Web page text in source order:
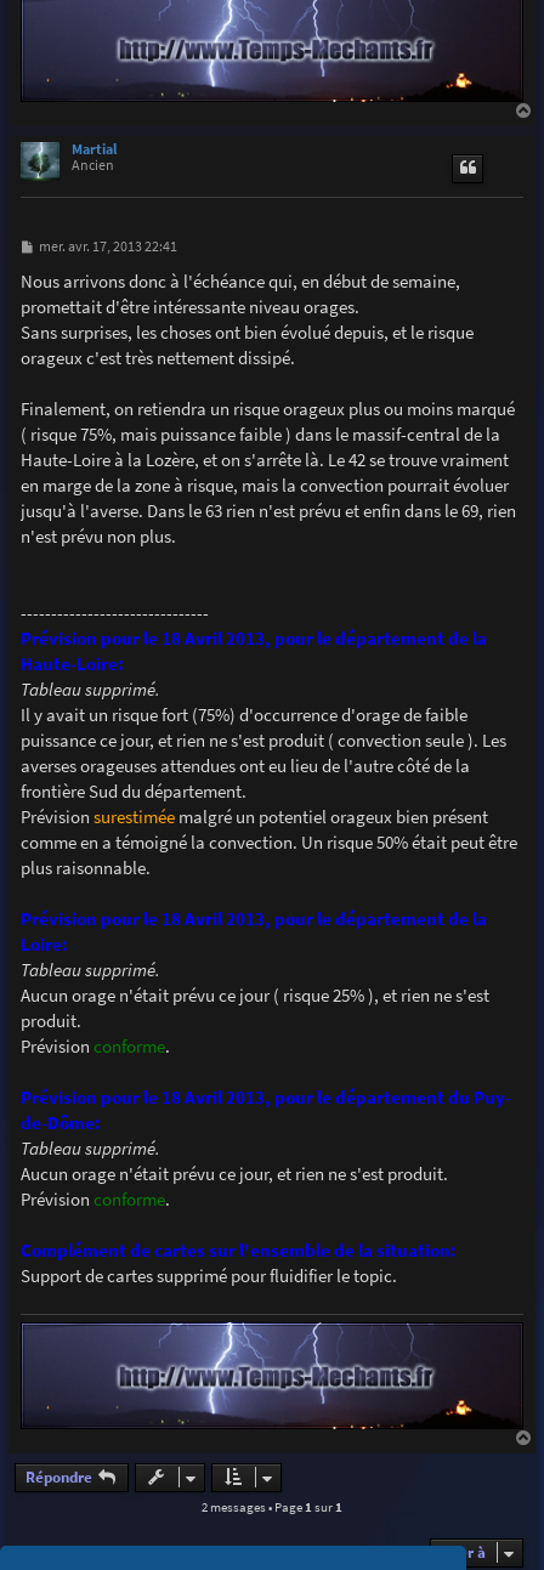
Martial
Ancien
M
s
s
a
e
mer. avr. 17, 2013 22:41
Nous arrivons donc à l'échéance qui, en début de semaine,
promettait d'être intéressante niveau orages.
Sans surprises, les choses ont bien évolué depuis, et le risque
orageux c'est très nettement dissipé.
Finalement, on retiendra un risque orageux plus ou moins marqué
( risque 75%, mais puissance faible ) dans le massif-central de la
Haute-Loire à la Lozère, et on s'arrête là. Le 42 se trouve vraiment
en marge de la zone à risque, mais la convection pourrait évoluer
jusqu'à l'averse. Dans le 63 rien n'est prévu et enfin dans le 69, rien
n'est prévu non plus.
-------------------------------
Prévision pour le 18 Avril 2013, pour le département de la
Haute-Loire:
Tableau supprimé.
Il y avait un risque fort (75%) d'occurrence d'orage de faible
puissance ce jour, et rien ne s'est produit ( convection seule ). Les
averses orageuses attendues ont eu lieu de l'autre côté de la
frontière Sud du département.
Prévision surestiméemalgré un potentiel orageux bien présent
comme en a témoigné la convection. Un risque 50% était peut être
plus raisonnable.
Prévision pour le 18 Avril 2013, pour le département de la
Loire:
Tableau supprimé.
Aucun orage n'était prévu ce jour ( risque 25% ), et rien ne s'est
produit.
Prévision conforme.
Prévision pour le 18 Avril 2013, pour le département du Puy-
de-Dôme:
Tableau supprimé.
Aucun orage n'était prévu ce jour, et rien ne s'est produit.
Prévision conforme.
Complément de cartes sur l'ensemble de la situation:
Support de cartes supprimé pour fluidifier le topic.
a
Répondre
2 messages • Page1sur1
Aller à